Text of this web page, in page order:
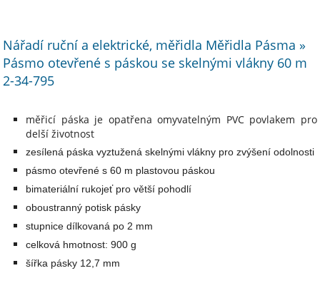
Nářadí ruční a elektrické, měřidla Měřidla Pásma »
Pásmo otevřené s páskou se skelnými vlákny 60 m
2-34-795
měřicí páska je opatřena omyvatelným PVC povlakem pro
delší životnost
zesílená páska vyztužená skelnými vlákny pro zvýšení odolnosti
pásmo otevřené s 60 m plastovou páskou
bimateriální rukojeť pro větší pohodlí
oboustranný potisk pásky
stupnice dílkovaná po 2 mm
celková hmotnost: 900 g
šířka pásky 12,7 mm